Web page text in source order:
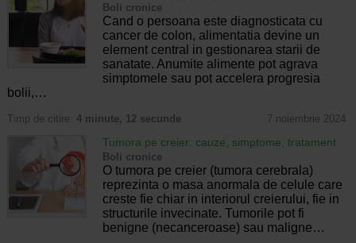
Boli cronice
Cand o persoana este diagnosticata cu
cancer de colon, alimentatia devine un
element central in gestionarea starii de
sanatate. Anumite alimente pot agrava
simptomele sau pot accelera progresia
bolii,…
Timp de citire: 4 minute, 12 secunde 7 noiembrie 2024
Tumora pe creier: cauze, simptome, tratament
Boli cronice
O tumora pe creier (tumora cerebrala)
reprezinta o masa anormala de celule care
creste fie chiar in interiorul creierului, fie in
structurile invecinate. Tumorile pot fi
benigne (necanceroase) sau maligne…